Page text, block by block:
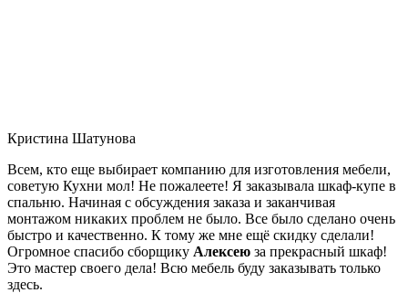
Кристина Шатунова
Всем, кто еще выбирает компанию для изготовления мебели,
советую Кухни мол! Не пожалеете! Я заказывала шкаф-купе в
спальню. Начиная с обсуждения заказа и заканчивая
монтажом никаких проблем не было. Все было сделано очень
быстро и качественно. К тому же мне ещё скидку сделали!
Огромное спасибо сборщику Алексею за прекрасный шкаф!
Это мастер своего дела! Всю мебель буду заказывать только
здесь.